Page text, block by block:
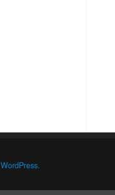
WordPress.